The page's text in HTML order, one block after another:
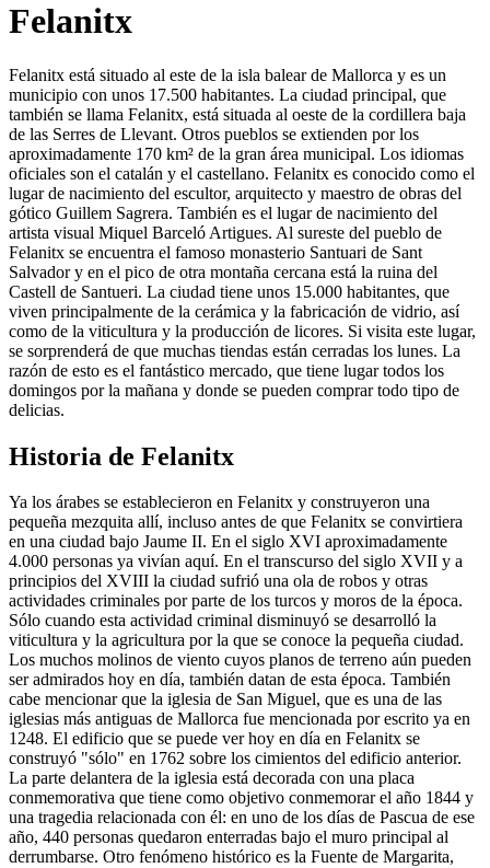
Felanitx
Felanitx está situado al este de la isla balear de Mallorca y es un
municipio con unos 17.500 habitantes. La ciudad principal, que
también se llama Felanitx, está situada al oeste de la cordillera baja
de las Serres de Llevant. Otros pueblos se extienden por los
aproximadamente 170 km² de la gran área municipal. Los idiomas
oficiales son el catalán y el castellano. Felanitx es conocido como el
lugar de nacimiento del escultor, arquitecto y maestro de obras del
gótico Guillem Sagrera. También es el lugar de nacimiento del
artista visual Miquel Barceló Artigues. Al sureste del pueblo de
Felanitx se encuentra el famoso monasterio Santuari de Sant
Salvador y en el pico de otra montaña cercana está la ruina del
Castell de Santueri. La ciudad tiene unos 15.000 habitantes, que
viven principalmente de la cerámica y la fabricación de vidrio, así
como de la viticultura y la producción de licores. Si visita este lugar,
se sorprenderá de que muchas tiendas están cerradas los lunes. La
razón de esto es el fantástico mercado, que tiene lugar todos los
domingos por la mañana y donde se pueden comprar todo tipo de
delicias.
Historia de Felanitx
Ya los árabes se establecieron en Felanitx y construyeron una
pequeña mezquita allí, incluso antes de que Felanitx se convirtiera
en una ciudad bajo Jaume II. En el siglo XVI aproximadamente
4.000 personas ya vivían aquí. En el transcurso del siglo XVII y a
principios del XVIII la ciudad sufrió una ola de robos y otras
actividades criminales por parte de los turcos y moros de la época.
Sólo cuando esta actividad criminal disminuyó se desarrolló la
viticultura y la agricultura por la que se conoce la pequeña ciudad.
Los muchos molinos de viento cuyos planos de terreno aún pueden
ser admirados hoy en día, también datan de esta época. También
cabe mencionar que la iglesia de San Miguel, que es una de las
iglesias más antiguas de Mallorca fue mencionada por escrito ya en
1248. El edificio que se puede ver hoy en día en Felanitx se
construyó "sólo" en 1762 sobre los cimientos del edificio anterior.
La parte delantera de la iglesia está decorada con una placa
conmemorativa que tiene como objetivo conmemorar el año 1844 y
una tragedia relacionada con él: en uno de los días de Pascua de ese
año, 440 personas quedaron enterradas bajo el muro principal al
derrumbarse. Otro fenómeno histórico es la Fuente de Margarita,